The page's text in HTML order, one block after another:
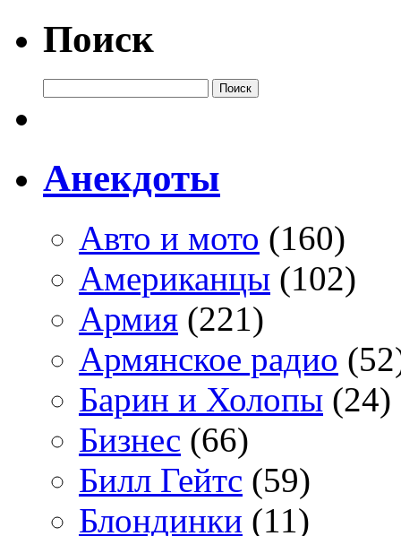
Поиск
Анекдоты
Авто и мото (160)
Американцы (102)
Армия (221)
Армянское радио
Барин и Холопы (24)
Бизнес (66)
Билл Гейтс (59)
Блондинки (11)